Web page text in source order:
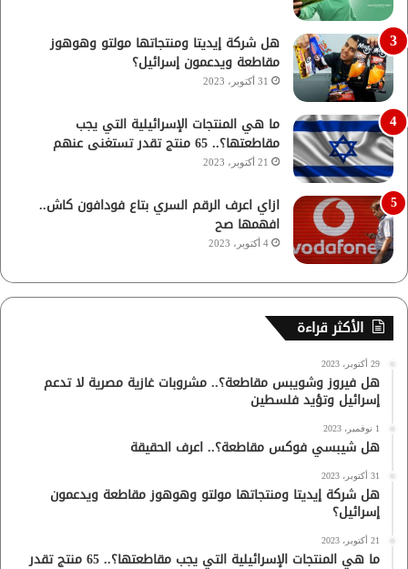
هل شركة إيديتا ومنتجاتها مولتو وهوهوز
مقاطعة ويدعمون إسرائيل؟
31 أكتوبر، 2023
ما هي المنتجات الإسرائيلية التي يجب
مقاطعتها؟.. 65 منتج تقدر تستغنى عنهم
21 أكتوبر، 2023
ازاي اعرف الرقم السري بتاع فودافون كاش..
افهمها صح
4 أكتوبر، 2023
الأكثر قراءة
29 أكتوبر، 2023
هل فيروز وشويبس مقاطعة؟.. مشروبات غازية مصرية لا تدعم
إسرائيل وتؤيد فلسطين
1 نوفمبر، 2023
هل شيبسي فوكس مقاطعة؟.. اعرف الحقيقة
31 أكتوبر، 2023
هل شركة إيديتا ومنتجاتها مولتو وهوهوز مقاطعة ويدعمون
إسرائيل؟
21 أكتوبر، 2023
ما هي المنتجات الإسرائيلية التي يجب مقاطعتها؟.. 65 منتج تقدر